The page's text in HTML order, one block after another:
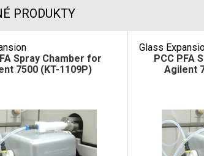
PRODUKTY
Spray Chamber for
7500 (KT-1109P)
Glass
PCC PFA
Agilent